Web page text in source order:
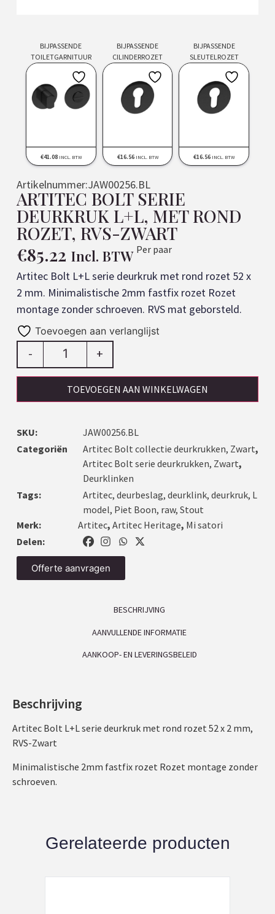
BIJPASSENDE
TOILETGARNITUUR
€41.08 INCL. BTW
BIJPASSENDE
CILINDERROZET
€16.56 INCL. BTW
BIJPASSENDE
SLEUTELROZET
€16.56 INCL. BTW
Artikelnummer:JAW00256.BL
ARTITEC BOLT SERIE
DEURKRUK L+L, MET ROND
ROZET, RVS-ZWART
€85.22 Incl. BTW Per paar
Artitec Bolt L+L serie deurkruk met rond rozet 52 x
2 mm. Minimalistische 2mm fastfix rozet Rozet
montage zonder schroeven. RVS mat geborsteld.
Toevoegen aan verlanglijst
- +
TOEVOEGEN AAN WINKELWAGEN
SKU:
JAW00256.BL
Categoriën
Artitec Bolt collectie deurkrukken, Zwart,
Artitec Bolt serie deurkrukken, Zwart,
Deurklinken
Tags:
Artitec, deurbeslag, deurklink, deurkruk, L
model, Piet Boon, raw, Stout
Merk:
Artitec, Artitec Heritage, Mi satori
Delen:
Offerte aanvragen
BESCHRIJVING
AANVULLENDE INFORMATIE
AANKOOP- EN LEVERINGSBELEID
Beschrijving
Artitec Bolt L+L serie deurkruk met rond rozet 52 x 2 mm,
RVS-Zwart
Minimalistische 2mm fastfix rozet Rozet montage zonder
schroeven.
Gerelateerde producten